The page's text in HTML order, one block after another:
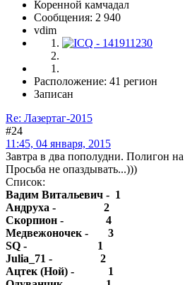
Коренной камчадал
Сообщения: 2 940
vdim
Расположение: 41 регион
Записан
Re: Лазертаг-2015
#24
11:45, 04 января, 2015
Завтра в два пополудни. Полигон
Просьба не опаздывать...)))
Список:
Вадим Витальевич - 1
Андруха - 2
Скорпион - 4
Медвежоночек - 3
SQ - 1
Julia_71 - 2
Ацтек (Ной) - 1